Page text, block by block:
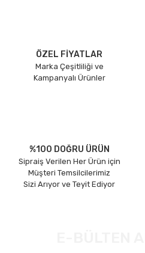
ÖZEL FİYATLAR
Marka Çeşitliliği ve
Kampanyalı Ürünler
%100 DOĞRU ÜRÜN
Sipraiş Verilen Her Ürün için
Müşteri Temsilcilerimiz
Sizi Arıyor ve Teyit Ediyor